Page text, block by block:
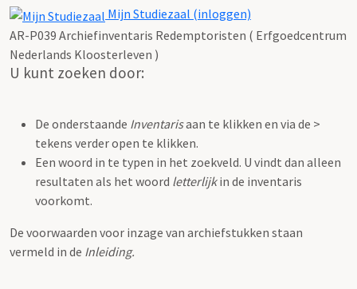
Mijn Studiezaal (inloggen)
AR-P039 Archiefinventaris Redemptoristen ( Erfgoedcentrum
Nederlands Kloosterleven )
U kunt zoeken door:
De onderstaande Inventarisaan te klikken en via de >
tekens verder open te klikken.
Een woord in te typen in het zoekveld. U vindt dan alleen
resultaten als het woord letterlijkin de inventaris
voorkomt.
De voorwaarden voor inzage van archiefstukken staan
vermeld in de Inleiding.